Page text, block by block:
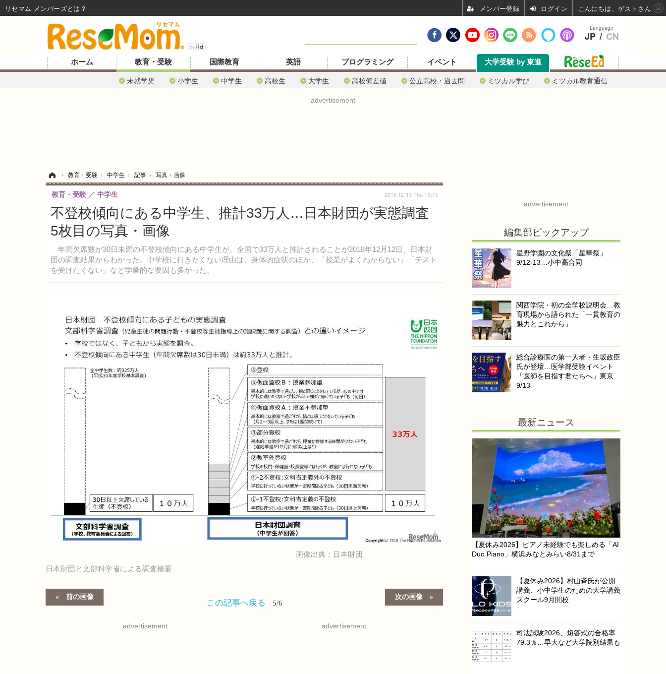
ホーム 教育・受験
未就学児 小学生 中学生 高校生 大学生 高校偏差値 公立高校・過去問 ミツカル学び ミツカル教育通信
国際教育 英語 プログラミング イベント 大学受験 by 東進
advertisement
› 教育・受験 › 中学生 › 記事 › 写真・画像
不登校傾向にある中学生、推計33万人…日本財団が実態調査
5枚目の写真・画像
年間欠席数が30日未満の不登校傾向にある中学生が、全国で33万人と推計されることが2018年12月12日、日本財
団の調査結果からわかった。中学校に行きたくない理由は、身体的症状のほか、「授業がよくわからない」「テスト
を受けたくない」など学業的な要因も多かった。
教育・受験 中学生 2018.12.13 Thu 15:15
画像出典：日本財団
日本財団と文部科学省による調査概要
前の画像 次の画像
この記事へ戻る 5/6
advertisement advertisement
advertisement
編集部ピックアップ
星野学園の文化祭「星華祭」
9/12-13…小中高合同
関西学院・初の全学校説明会…教
育現場から語られた「一貫教育の
魅力とこれから」
総合診療医の第一人者・生坂政臣
氏が登壇…医学部受験イベント
「医師を目指す君たちへ」東京
9/13
最新ニュース
【夏休み2026】ピアノ未経験でも楽しめる「AI
Duo Piano」横浜みなとみらい8/31まで
【夏休み2026】村山斉氏が公開
講義、小中学生のための大学講義
スクール9月開校
司法試験2026、短答式の合格率
79.3％…早大など大学院別結果も
Language
JP / CN
リセマム メンバーズ ログイン こんにちは、ゲストさん